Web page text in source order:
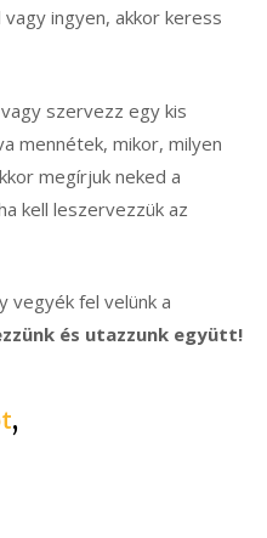
ingyen, akkor keress
szervezz egy kis
mennétek, mikor, milyen
megírjuk neked a
kell leszervezzük az
vegyék fel velünk a
és utazzunk együtt!
,